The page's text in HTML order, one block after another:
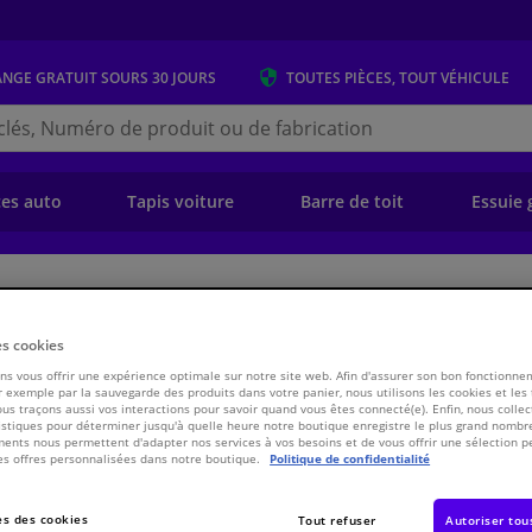
GRATUITSOURS 30 JOURS TOUTES PIÈCES, TOUT VÉHICULE
auto Tapis voiture Barre de toit Essuie
Chassis & Système de propulsion/traction Pièces de
de commande 38539 FEBI
€ 14,38
Voir les
cookies
vous offrir une expérience optimale sur notre site web. Afin d'assurer son bon
exemple par la sauvegarde des produits dans votre panier, nous utilisons les cookies et les
traçons aussi vos interactions pour savoir quand vous êtes connecté(e). Enfin, nous
pour déterminer jusqu'à quelle heure notre boutique enregistre le plus grand
nous permettent d'adapter nos services à vos besoins et de vous offrir une sélection
offres personnalisées dans notre boutique.
Politique de confidentialité
des cookies Tout refuser Autoriser